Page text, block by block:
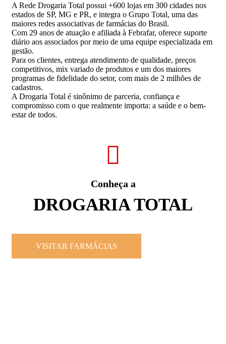
A Rede Drogaria Total possui +600 lojas em 300 cidades nos
estados de SP, MG e PR, e integra o Grupo Total, uma das
maiores redes associativas de farmácias do Brasil.
Com 29 anos de atuação e afiliada à Febrafar, oferece suporte
diário aos associados por meio de uma equipe especializada em
gestão.
Para os clientes, entrega atendimento de qualidade, preços
competitivos, mix variado de produtos e um dos maiores
programas de fidelidade do setor, com mais de 2 milhões de
cadastros.
A Drogaria Total é sinônimo de parceria, confiança e
compromisso com o que realmente importa: a saúde e o bem-
estar de todos.
Conheça a
DROGARIA TOTAL
VISITAR FARMÁCIAS